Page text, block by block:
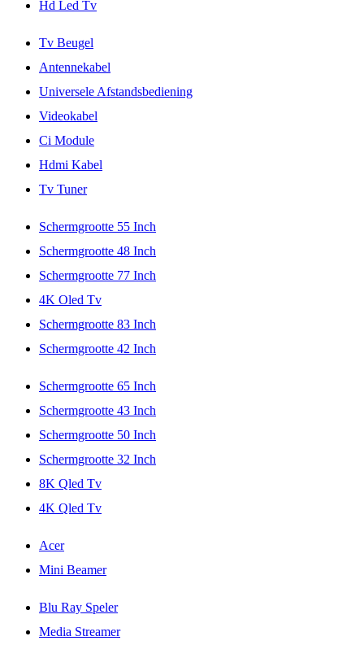
Hd Led Tv
Tv Beugel
Antennekabel
Universele Afstandsbediening
Videokabel
Ci Module
Hdmi Kabel
Tv Tuner
Schermgrootte 55 Inch
Schermgrootte 48 Inch
Schermgrootte 77 Inch
4K Oled Tv
Schermgrootte 83 Inch
Schermgrootte 42 Inch
Schermgrootte 65 Inch
Schermgrootte 43 Inch
Schermgrootte 50 Inch
Schermgrootte 32 Inch
8K Qled Tv
4K Qled Tv
Acer
Mini Beamer
Blu Ray Speler
Media Streamer